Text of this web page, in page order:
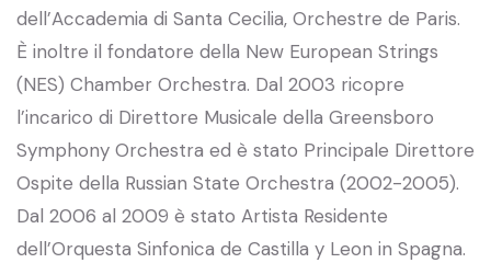
dell’Accademia di Santa Cecilia, Orchestre de Paris.
È inoltre il fondatore della New European Strings
(NES) Chamber Orchestra. Dal 2003 ricopre
l’incarico di Direttore Musicale della Greensboro
Symphony Orchestra ed è stato Principale Direttore
Ospite della Russian State Orchestra (2002-2005).
Dal 2006 al 2009 è stato Artista Residente
dell’Orquesta Sinfonica de Castilla y Leon in Spagna.